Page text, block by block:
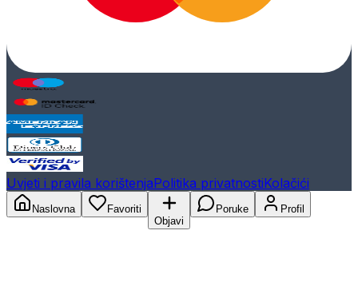
Uvjeti i pravila korištenjaPolitika privatnostiKolačići
Naslovna
Favoriti
Objavi
Poruke Profil